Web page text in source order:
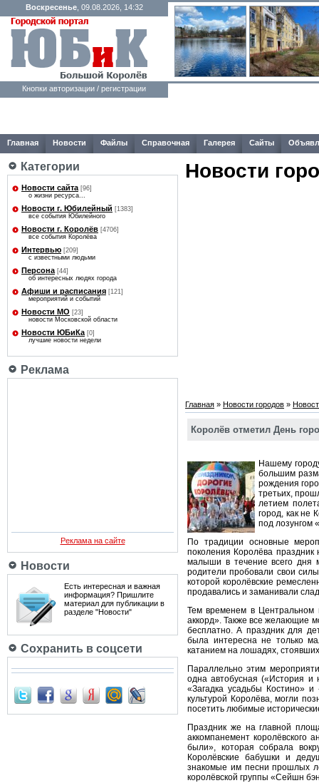
Воскресенье, 09.08.2026, 14:32
Кнопки авторизации / регистрации
Главная Новости Файлы Справочная Галерея Сайты
Категории
Новости сайта [96]
о жизни ресурса...
Новости г. Юбилейный [1383]
все события Юбилейного
Новости г. Королёв [4706]
все события Королёва
Интервью [209]
с известными людьми
Персона [44]
об интересных людях города
Афиши и расписания [121]
мероприятий и событий
Новости МО [23]
новости Московской области
Новости ЮБиКа [0]
лучшие новости недели
Реклама
Реклама на сайте
Новости
Есть интересная и важная
информация? Пришлите
материал для публикации в
разделе "Новости"
Сохранить в соцсети
Новости
Главная » Новости городов »
Королёв отметил День
Нашему
большим
рождения
третьих,
летием
город, как не
под лозунгом
По традиции основные
поколения Королёва праздник
малыши в течение всего дня
родители пробовали свои
которой королёвские
продавались и заманивали
Тем временем в Центральном
аккорд». Также все желающие
бесплатно. А праздник для
была интересна не только
катанием на лошадях,
Параллельно этим
одна автобусная («История
«Загадка усадьбы Костино»
культурой Королёва, могли
посетить любимые
Праздник же на главной
аккомпанемент
были», которая собрала
Королёвские бабушки и
знакомые им песни прошлых
королёвской группы «Сейшн